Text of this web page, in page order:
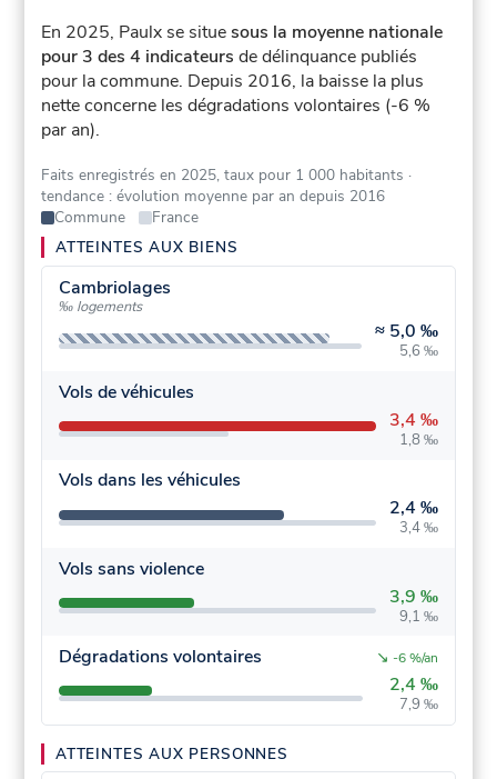
En 2025, Paulx se situesous la moyenne nationale
pour 3 des 4 indicateurs de délinquance publiés
pour la commune. Depuis 2016, la baisse la plus
nette concerne les dégradations volontaires (-6 %
par an).
Faits enregistrés en 2025, taux pour 1 000 habitants ·
tendance : évolution moyenne par an depuis 2016
Commune
France
ATTEINTES AUX BIENS
Cambriolages
‰ logements
≈ 5,0 ‰
5,6 ‰
Vols de véhicules
3,4 ‰
1,8 ‰
Vols dans les véhicules
2,4 ‰
3,4 ‰
Vols sans violence
3,9 ‰
9,1 ‰
Dégradations volontaires
2,4 ‰
7,9 ‰
↘ -6 %/an
ATTEINTES AUX PERSONNES